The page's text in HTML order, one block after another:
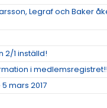
Legraf och Baker
2/1 inställd!
i
mars 2017